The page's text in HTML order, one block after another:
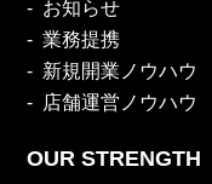
お知らせ
業務提携
新規開業ノウハウ
店舗運営ノウハウ
OUR STRENGTH